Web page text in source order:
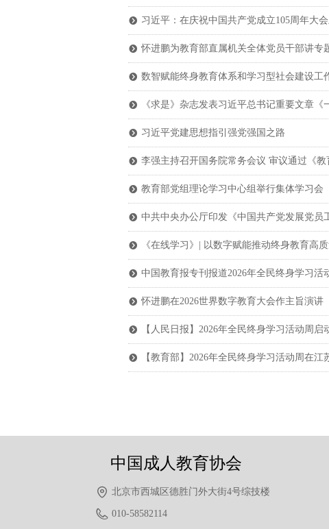
뀹 习近平：在庆祝中国共产党成立105周年大
뀹 怀进鹏为教育部直属机关全体党员干部讲专
뀹 数智赋能终身教育体系和学习型社会建设工
뀹 《求是》杂志发表习近平总书记重要文章《
뀹 习近平党建思想指引强党强国之路
뀹 李强主持召开国务院常务会议 审议通过《教
뀹 教育部党组理论学习中心组举行集体学习会
뀹 中共中央办公厅印发《中国共产党发展党员
뀹 《在线学习》| 以数字赋能推动终身教育
뀹 中国教育报专刊报道2026年全民终身学习活
뀹 怀进鹏在2026世界数字教育大会作主旨演讲
뀹 【人民日报】2026年全民终身学习活动周启
뀹 【教育部】2026年全民终身学习活动周在江
北京市西城区德胜门外大街4号综技楼
010-58582114
中国成人教育协会